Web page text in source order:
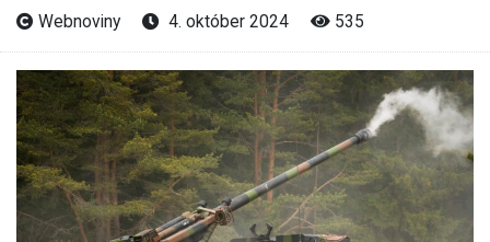
Webnoviny 4. október 2024 535